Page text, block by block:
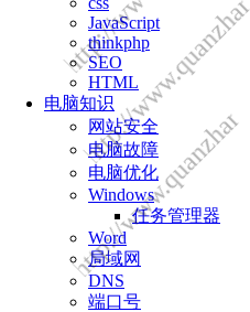
JavaScript
thinkphp
SEO
HTML
电脑知识
网站安全
电脑故障
电脑优化
Windows
任务管理器
Word
局域网
DNS
端口号
http://www.quanzhangongchengshi.com/